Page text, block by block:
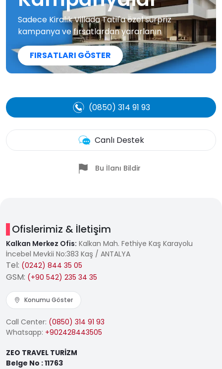
Sadece Kiralık Villada Tatil'a özel sürpriz
kampanya ve fırsatlardan yararlanın
FIRSATLARI GÖSTER
(0850) 314 91 93
Canlı Destek
Bu İlanı Bildir
Ofislerimiz & İletişim
Kalkan Merkez Ofis: Kalkan Mah. Fethiye Kaş Karayolu
İncebel Mevkii No:383 Kaş / ANTALYA
Tel: (0242) 844 35 05
GSM: (+90 542) 235 34 35
Konumu Göster
Call Center: (0850) 314 91 93
Whatsapp: +902428443505
ZEO TRAVEL TURİZM
Belge No : 11763